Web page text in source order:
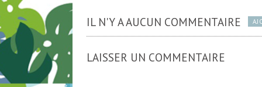
IL N'Y A AUCUN COMMENTAIRE
LAISSER UN COMMENTAIRE